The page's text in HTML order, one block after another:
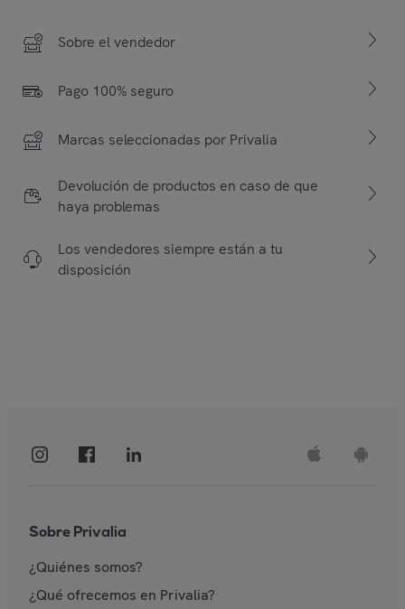
Sobre el vendedor
Pago 100% seguro
Marcas seleccionadas por Privalia
Devolución de productos en caso de que
haya problemas
Los vendedores siempre están a tu
disposición
Sobre Privalia
¿Quiénes somos?
¿Qué ofrecemos en Privalia?